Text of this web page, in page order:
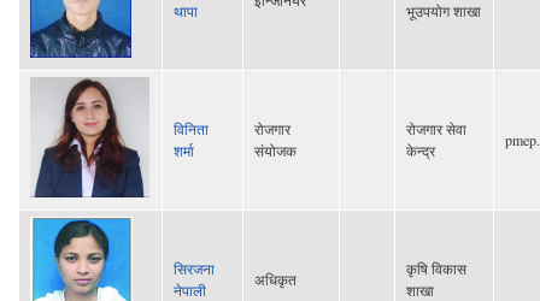
थापा भूउपयोग शाखा
विनिता
शर्मा
रोजगार
संयोजक
रोजगार सेवा
केन्द्र
सिरजना
नेपाली
अधिकृत
कृषि विकास
शाखा